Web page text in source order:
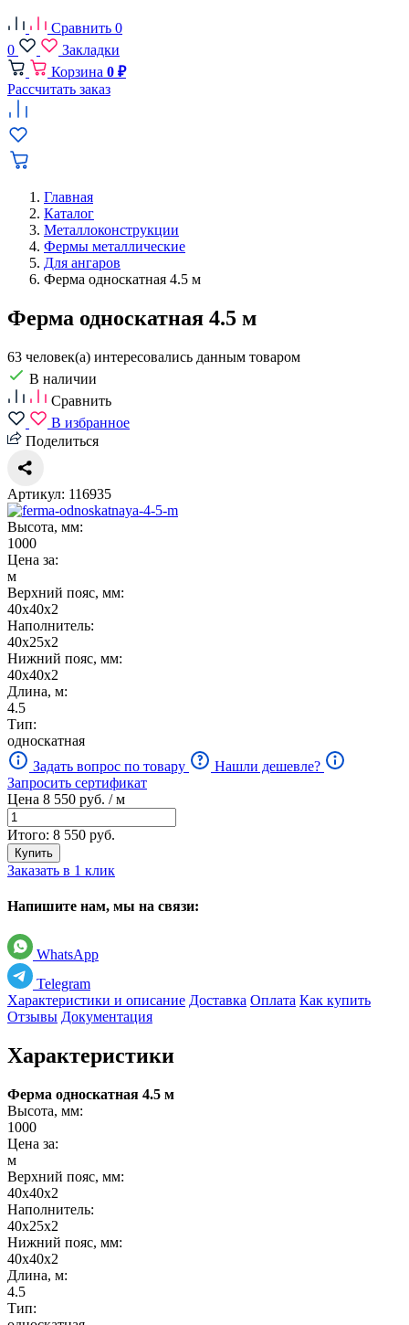
Сравнить 0
0
Закладки
Корзина 0 ₽
Рассчитать заказ
Главная
Каталог
Металлоконструкции
Фермы металлические
Для ангаров
Ферма односкатная 4.5 м
Ферма односкатная 4.5 м
63 человек(а) интересовались данным товаром
В наличии
Сравнить
В избранное
Поделиться
Артикул: 116935
Высота, мм:
1000
Цена за:
м
Верхний пояс, мм:
40х40х2
Наполнитель:
40х25х2
Нижний пояс, мм:
40х40х2
Длина, м:
4.5
Тип:
односкатная
Задать вопрос по товару
Нашли дешевле?
Запросить сертификат
Цена 8 550 руб. / м
Итого: 8 550 руб.
Купить
Заказать в 1 клик
Напишите нам, мы на связи:
WhatsApp
Telegram
Характеристики и описание Доставка Оплата Как купить
Отзывы Документация
Характеристики
Ферма односкатная 4.5 м
Высота, мм:
1000
Цена за:
м
Верхний пояс, мм:
40х40х2
Наполнитель:
40х25х2
Нижний пояс, мм:
40х40х2
Длина, м:
4.5
Тип: